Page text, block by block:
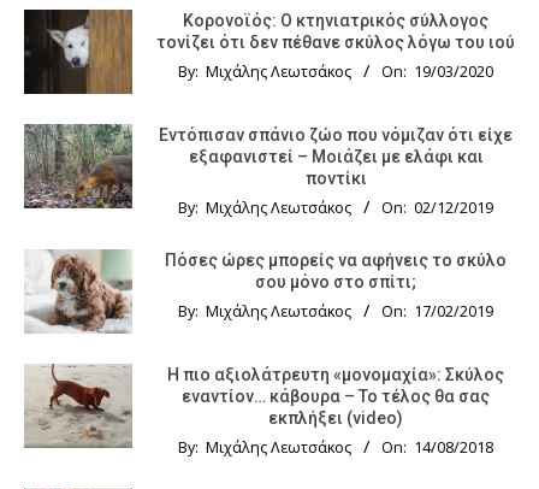
Κορονοϊός: Ο κτηνιατρικός σύλλογος
τονίζει ότι δεν πέθανε σκύλος λόγω του ιού
By: Μιχάλης Λεωτσάκος On: 19/03/2020
Εντόπισαν σπάνιο ζώο που νόμιζαν ότι είχε
εξαφανιστεί – Μοιάζει με ελάφι και
ποντίκι
By: Μιχάλης Λεωτσάκος On: 02/12/2019
Πόσες ώρες μπορείς να αφήνεις το σκύλο
σου μόνο στο σπίτι;
By: Μιχάλης Λεωτσάκος On: 17/02/2019
Η πιο αξιολάτρευτη «μονομαχία»: Σκύλος
εναντίον… κάβουρα – Το τέλος θα σας
εκπλήξει (video)
By: Μιχάλης Λεωτσάκος On: 14/08/2018